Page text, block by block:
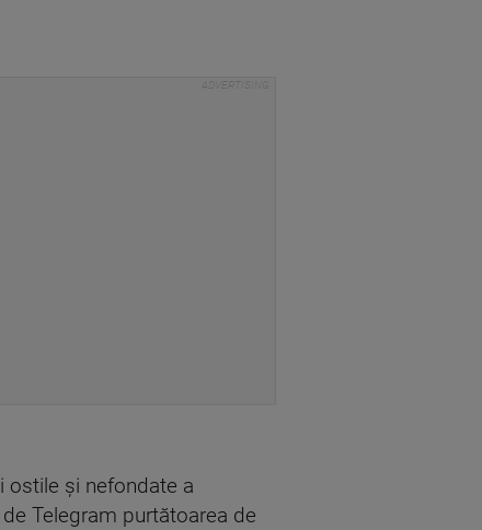
ostile şi nefondate a
Telegram purtătoarea de